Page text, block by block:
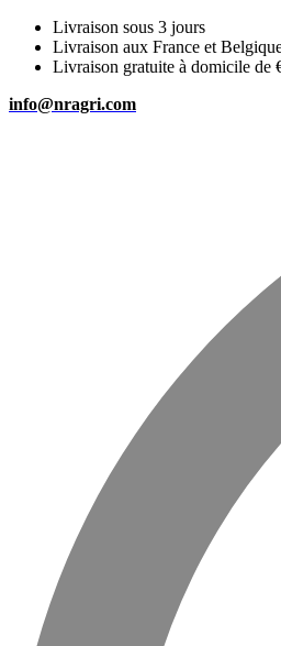
Livraison sous 3 jours
Livraison aux France et
Livraison gratuite à domicile de
info@nragri.com